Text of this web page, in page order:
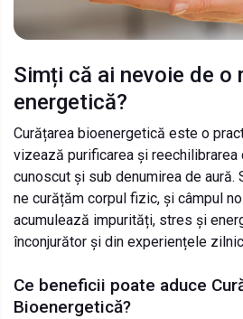
Simți că ai nevoie de o
energetică?
Curățarea bioenergetică este o
vizează purificarea și reechilibrarea
cunoscut și sub denumirea de aură.
ne curățăm corpul fizic, și câmpul
acumulează impurități, stres și
înconjurător și din experiențele
Ce beneficii poate aduce
Bioenergetică?